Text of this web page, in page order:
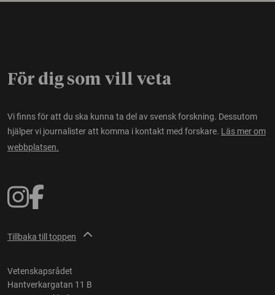
För dig som vill veta
Vi finns för att du ska kunna ta del av svensk forskning. Dessutom
hjälper vi journalister att komma i kontakt med forskare. Läs mer om
webbplatsen.
Tillbaka till toppen
Vetenskapsrådet
Hantverkargatan 11 B